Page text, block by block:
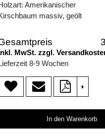
Amerikanischer
massiv, geölt
MwSt. zzgl.
8-9 Wochen
>
In den Warenkorb